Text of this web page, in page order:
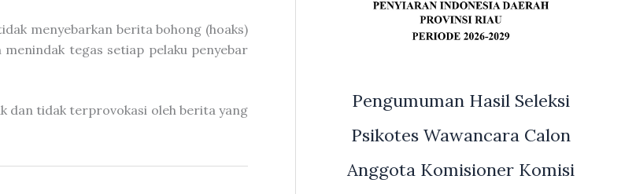
menyebarkan berita bohong (hoaks)
tegas setiap pelaku penyebar
dan tidak terprovokasi oleh berita yang
Pengumuman Hasil Seleksi
Psikotes Wawancara Calon
Anggota Komisioner Komisi